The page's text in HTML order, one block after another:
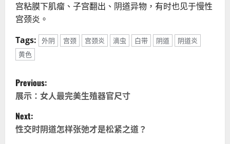
宫粘膜下肌瘤、子宫翻出、阴道异物，有时也见于慢性
宫颈炎。
Tags:
外阴 宫颈 宫颈炎 滴虫 白带 阴道
阴道炎
黄色
P
o
s
Previous:
展示：女人最完美生殖器官尺寸
Next:
性交时阴道怎样张弛才是松紧之道？